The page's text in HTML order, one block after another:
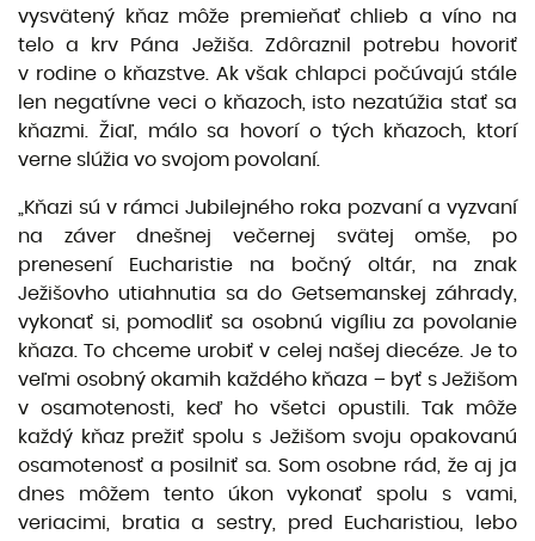
vysvätený kňaz môže premieňať chlieb a víno na
telo a krv Pána Ježiša. Zdôraznil potrebu hovoriť
v rodine o kňazstve. Ak však chlapci počúvajú stále
len negatívne veci o kňazoch, isto nezatúžia stať sa
kňazmi. Žiaľ, málo sa hovorí o tých kňazoch, ktorí
verne slúžia vo svojom povolaní.
„Kňazi sú v rámci Jubilejného roka pozvaní a vyzvaní
na záver dnešnej večernej svätej omše, po
prenesení Eucharistie na bočný oltár, na znak
Ježišovho utiahnutia sa do Getsemanskej záhrady,
vykonať si, pomodliť sa osobnú vigíliu za povolanie
kňaza. To chceme urobiť v celej našej diecéze. Je to
veľmi osobný okamih každého kňaza – byť s Ježišom
v osamotenosti, keď ho všetci opustili. Tak môže
každý kňaz prežiť spolu s Ježišom svoju opakovanú
osamotenosť a posilniť sa. Som osobne rád, že aj ja
dnes môžem tento úkon vykonať spolu s vami,
veriacimi, bratia a sestry, pred Eucharistiou, lebo